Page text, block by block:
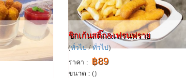
ชิกเก้น​สติ๊ก​&เฟรนฟราย​
(ทั่วไป/ทั่วไป)
ราคา : ฿89
ขนาด : ()